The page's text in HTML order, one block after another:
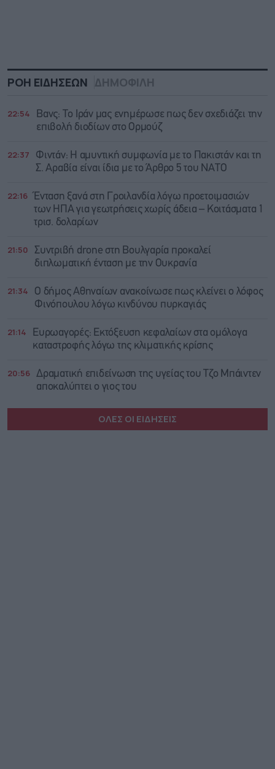
ΡΟΗ ΕΙΔΗΣΕΩΝ ΔΗΜΟΦΙΛΗ
22:54
Βανς: Το Ιράν μας ενημέρωσε πως δεν σχεδιάζει την
επιβολή διοδίων στο Ορμούζ
22:37
Φιντάν: Η αμυντική συμφωνία με το Πακιστάν και τη
Σ. Αραβία είναι ίδια με τo Άρθρο 5 του ΝΑΤΟ
22:16
Ένταση ξανά στη Γροιλανδία λόγω προετοιμασιών
των ΗΠΑ για γεωτρήσεις χωρίς άδεια – Κοιτάσματα 1
τρισ. δολαρίων
21:50
Συντριβή drone στη Βουλγαρία προκαλεί
διπλωματική ένταση με την Ουκρανία
21:34
Ο δήμος Αθηναίων ανακοίνωσε πως κλείνει ο λόφος
Φινόπουλου λόγω κινδύνου πυρκαγιάς
21:14
Ευρωαγορές: Εκτόξευση κεφαλαίων στα ομόλογα
καταστροφής λόγω της κλιματικής κρίσης
20:56 Δραματική επιδείνωση της υγείας του Τζο Μπάιντεν
αποκαλύπτει ο γιος του
ΟΛΕΣ ΟΙ ΕΙΔΗΣΕΙΣ